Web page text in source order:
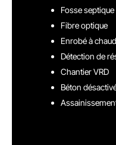
Fosse septique
Fibre optique
Enrobé à chaud
Détection de
Chantier VRD
Béton